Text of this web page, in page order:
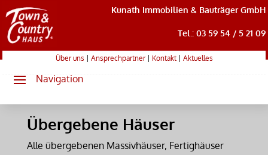
Kunath Immobilien & Bauträger GmbH
Tel.: 03 59 54 / 5 21 09
Über uns Ansprechpartner| Kontakt| Aktuelles
Übergebene Häuser
Alle übergebenen Massivhäuser, Fertighäuser